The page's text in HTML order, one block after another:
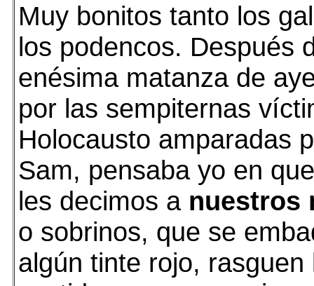
Muy bonitos tanto los
los podencos. Después
enésima matanza de
por las sempiternas
Holocausto amparadas
Sam, pensaba yo en
les decimos a nuestros
o sobrinos, que se
algún tinte rojo, rasguen